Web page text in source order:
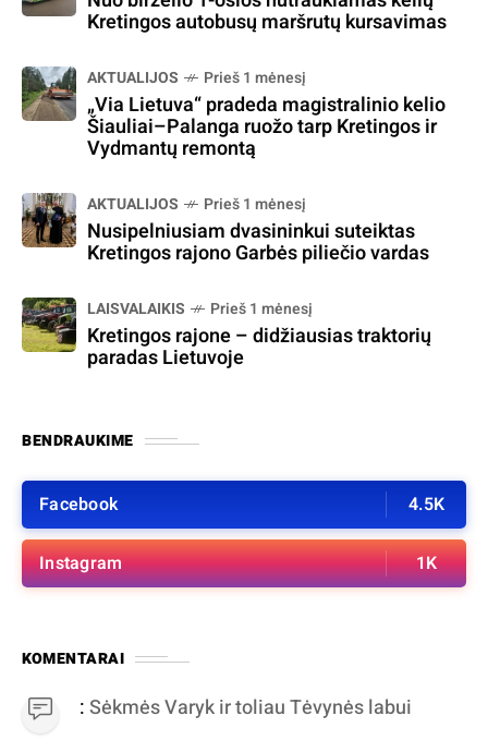
Kretingos autobusų maršrutų kursavimas
AKTUALIJOS Prieš 1 mėnesį
„Via Lietuva“ pradeda magistralinio kelio
Šiauliai–Palanga ruožo tarp Kretingos ir
Vydmantų remontą
AKTUALIJOS Prieš 1 mėnesį
Nusipelniusiam dvasininkui suteiktas
Kretingos rajono Garbės piliečio vardas
LAISVALAIKIS Prieš 1 mėnesį
Kretingos rajone – didžiausias traktorių
paradas Lietuvoje
BENDRAUKIME
Facebook 4.5K
Instagram 1K
KOMENTARAI
:Sėkmės Varyk ir toliau Tėvynės labui